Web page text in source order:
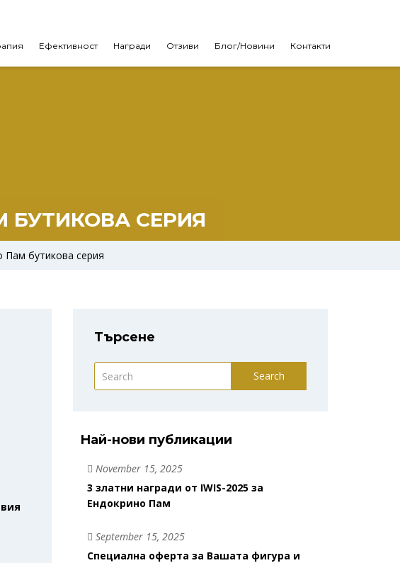
Ефективност Награди Отзиви Блог/Новини Контакти
СЕРИЯ
Пам бутикова серия
Търсене
Search
Най-нови публикации
November 15, 2025
3 златни награди от IWIS-2025 за
Ендокрино Пам
September 15, 2025
Специална оферта за Вашата фигура и